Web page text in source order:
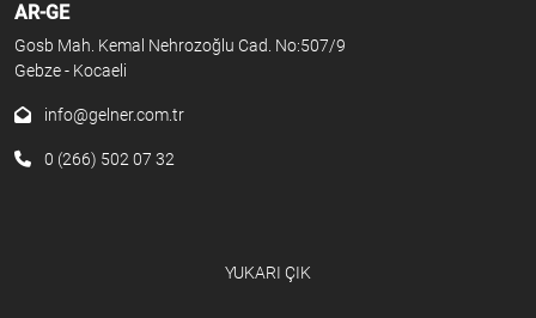
AR-GE
Gosb Mah. Kemal Nehrozoğlu Cad. No:507/9
Gebze - Kocaeli
info@gelner.com.tr
0 (266) 502 07 32
YUKARI ÇIK